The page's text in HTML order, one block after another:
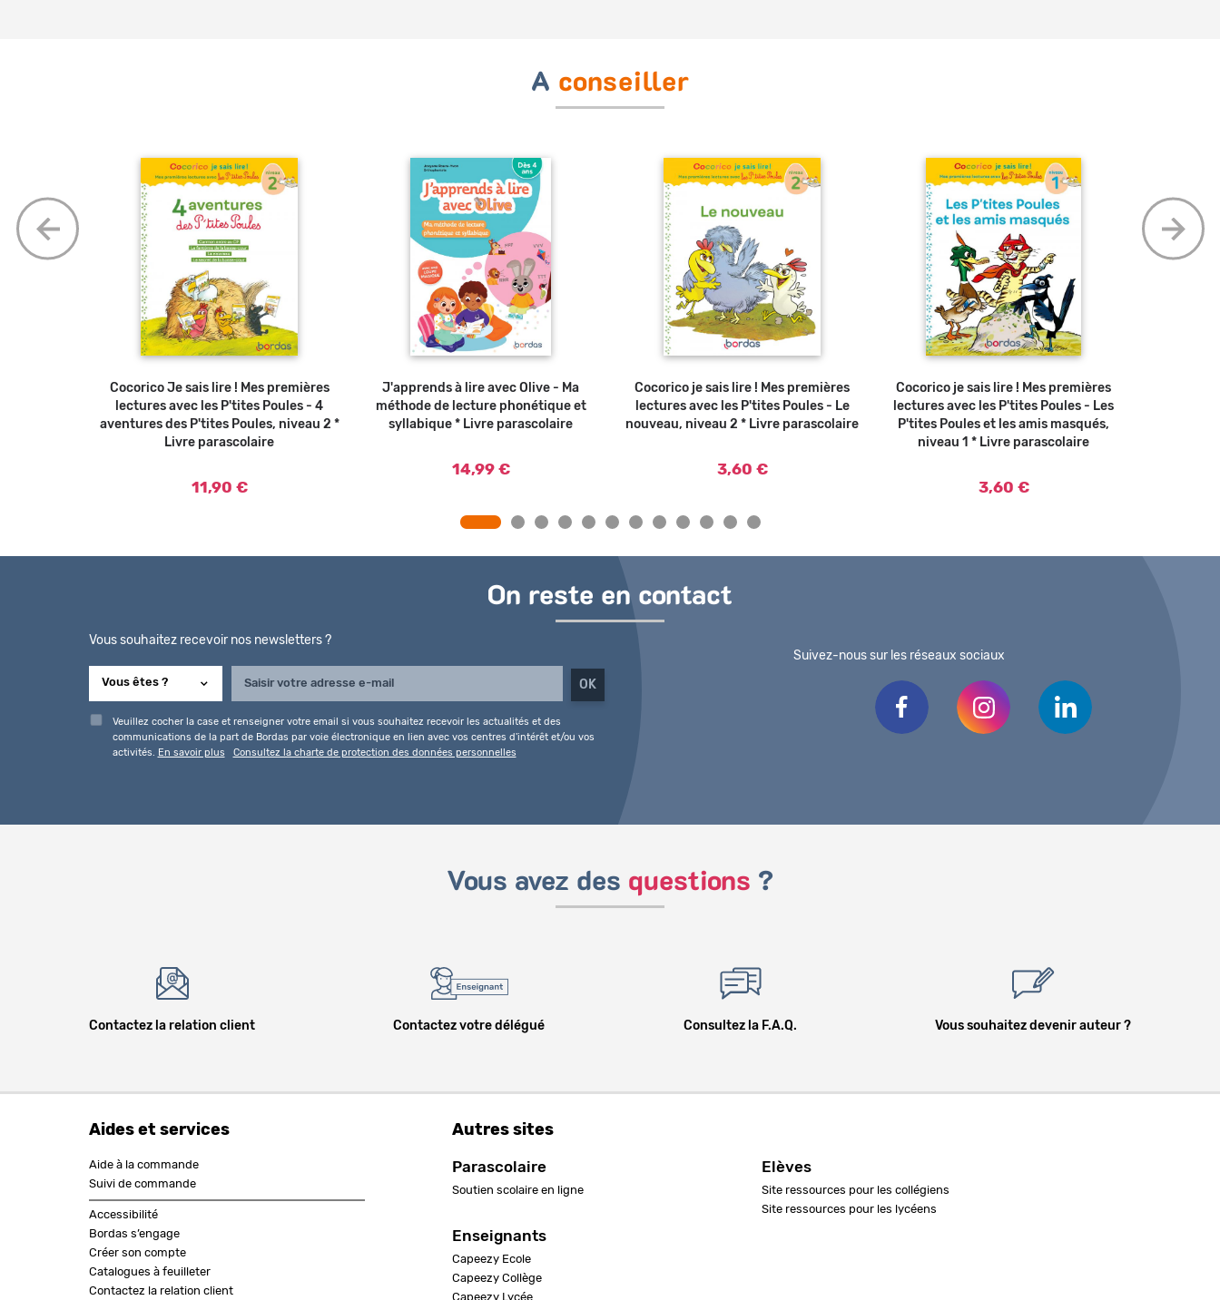
A conseiller
Ajouter au panier
Cocorico Je sais lire ! Mes premières
lectures avec les P'tites Poules - 4
aventures des P'tites Poules, niveau 2 *
Livre parascolaire
11,90 €
Ajouter au panier
J'apprends à lire avec Olive - Ma
méthode de lecture phonétique et
syllabique * Livre parascolaire
14,99 €
Ajouter au panier
Cocorico je sais lire ! Mes premières
lectures avec les P'tites Poules - Le
nouveau, niveau 2 * Livre parascolaire
3,60 €
Ajouter au panier
Cocorico je sais lire ! Mes premières
lectures avec les P'tites Poules - Les
P'tites Poules et les amis masqués,
niveau 1 * Livre parascolaire
3,60 €
On reste en contact
Vous souhaitez recevoir nos newsletters ?
Veuillez cocher la case et renseigner votre email si vous souhaitez recevoir les actualités et des
communications de la part de Bordas par voie électronique en lien avec vos centres d'intérêt et/ou vos
activités. En savoir plus Consultez la charte de protection des données personnelles
Suivez-nous sur les réseaux sociaux
Vous avez des questions ?
Contactez la relation client Contactez votre délégué Consultez la F.A.Q. Vous souhaitez devenir auteur ?
Aides et services
Aide à la commande
Suivi de commande
Accessibilité
Bordas s’engage
Créer son compte
Catalogues à feuilleter
Contactez la relation client
Autres sites
Parascolaire
Soutien scolaire en ligne
Enseignants
Capeezy Ecole
Capeezy Collège
Elèves
Site ressources pour les collégiens
Site ressources pour les lycéens